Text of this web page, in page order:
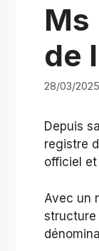
Ms
de
28/03/2025
Depuis
registre
officiel
Avec un
structure